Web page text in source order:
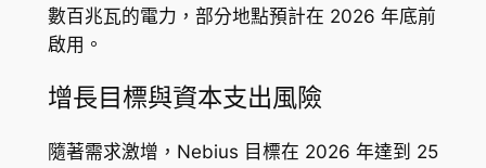
數百兆瓦的電力，部分地點預計在 2026 年底前
啟用。
增長目標與資本支出風險
隨著需求激增，Nebius 目標在 2026 年達到 25